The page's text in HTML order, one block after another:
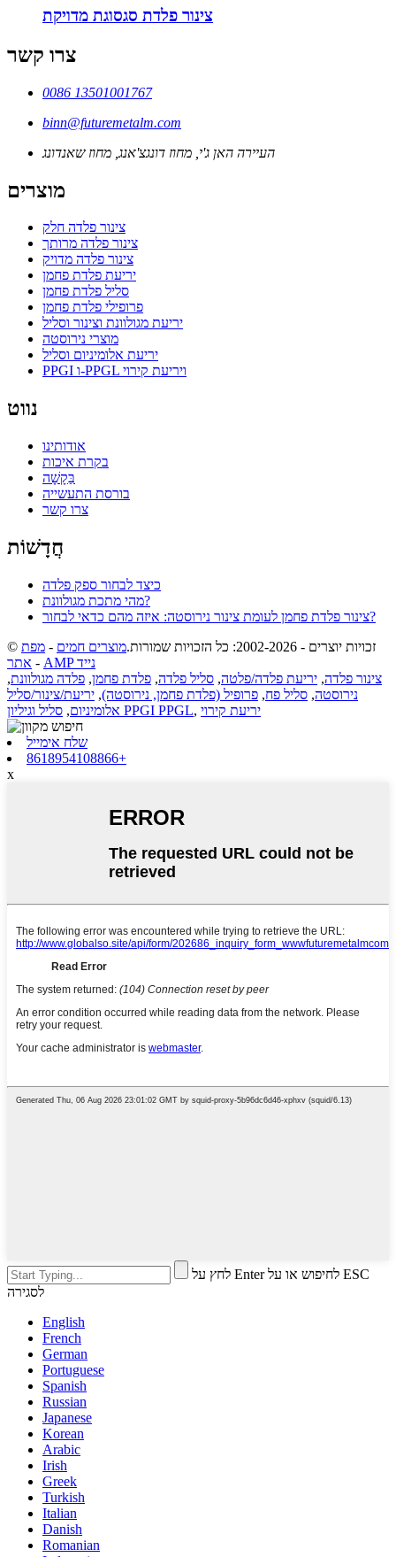
צינור פלדת סגסוגת מדויקת
צרו קשר
0086 13501001767
binn@futuremetalm.com
העיירה האן ג'י, מחוז דונגצ'אנג, מחוז שאנדונג
מוצרים
צינור פלדה חלק
צינור פלדה מרותך
צינור פלדה מדויק
יריעת פלדת פחמן
סליל פלדת פחמן
פרופילי פלדת פחמן
יריעת מגולוונת וצינור וסליל
מוצרי נירוסטה
יריעת אלומיניום וסליל
PPGI ו-PPGL ויריעת קירוי
נווט
אודותינו
בקרת איכות
בַּקָשָׁה
בורסת התעשייה
צרו קשר
חֲדָשׁוֹת
כיצד לבחור ספק פלדה
מהי מתכת מגולוונת?
צינור פלדת פחמן לעומת צינור נירוסטה: איזה מהם כדאי לבחור?
© זכויות יוצרים - 2002-2026: כל הזכויות שמורות.
מוצרים חמים - מפת
אתר -
AMP נייד
צינור פלדה, יריעת פלדה/פלטה, סליל פלדה, פלדת פחמן, פלדה מגולוונת,
נירוסטה, סליל פח, פרופיל (פלדת פחמן, נירוסטה), יריעת/צינור/סליל
אלומיניום, סליל וגיליון PPGI PPGL, יריעת קירוי
שלח אימייל
8618954108866+
x
לחץ על Enter לחיפוש או על ESC
לסגירה
English
French
German
Portuguese
Spanish
Russian
Japanese
Korean
Arabic
Irish
Greek
Turkish
Italian
Danish
Romanian